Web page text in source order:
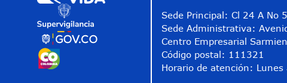
Sede Principal: Cl 24 A No
Sede Administrativa:
Centro Empresarial
Código postal: 111321
Horario de atención: Lunes